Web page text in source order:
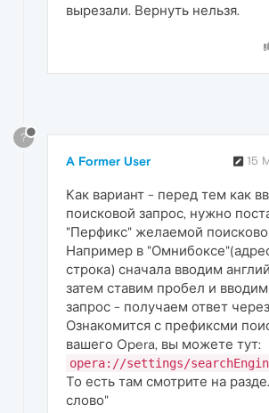
вырезали. Вернуть нельзя.
?
A Former User 15
Как вариант - перед тем как
поисковой запрос, нужно
"Перфикс" желаемой
Например в
строка) сначала вводим
затем ставим пробел и
запрос - получаем ответ
Ознакомится с префиксми
вашего Opera, вы можете тут:
opera://settings/
То есть там смотрите на
слово"